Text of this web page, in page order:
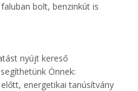
bolt, benzinkút is
nyújt kereső
Önnek:
energetikai tanúsítvány